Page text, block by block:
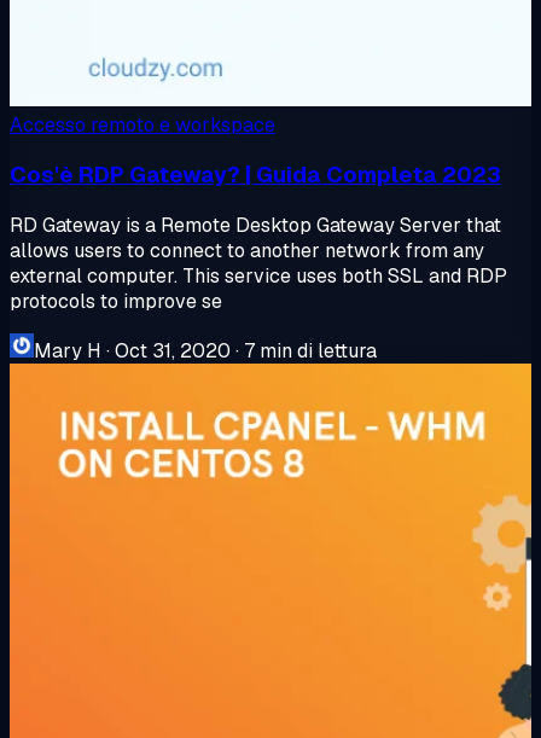
Accesso remoto e workspace
Cos'è RDP Gateway? | Guida Completa 2023
RD Gateway is a Remote Desktop Gateway Server that
allows users to connect to another network from any
external computer. This service uses both SSL and RDP
protocols to improve se
Mary H ·Oct 31, 2020 · 7 min di lettura